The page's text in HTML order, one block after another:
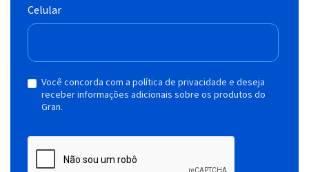
Celular
Você concorda com a política de privacidade e deseja
receber informações adicionais sobre os produtos do
Gran.